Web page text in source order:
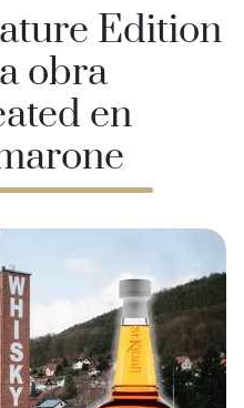
Edition
obra
en